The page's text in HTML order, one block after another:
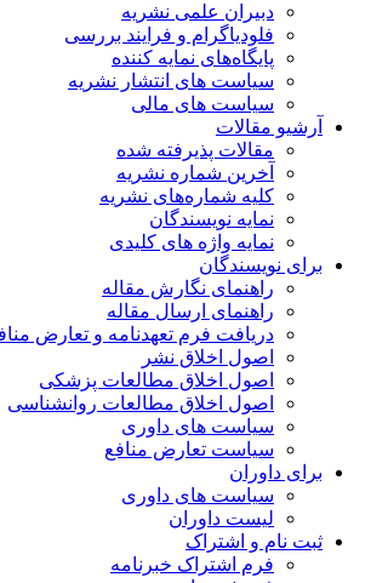
دبیران علمی نشریه
فلودیاگرام و فرایند بررسی
پایگاه‌های نمایه کننده
سیاست های انتشار نشریه
سیاست های مالی
آرشیو مقالات
مقالات پذیرفته شده
آخرین شماره نشریه
کلیه شماره‌های نشریه
نمایه نویسندگان
نمایه واژه های کلیدی
برای نویسندگان
راهنمای نگارش مقاله
راهنمای ارسال مقاله
دریافت فرم تعهدنامه و تعارض منافع
اصول اخلاق نشر
اصول اخلاق مطالعات پزشکی
اصول اخلاق مطالعات روانشناسی
سیاست های داوری
سیاست تعارض منافع
برای داوران
سیاست های داوری
لیست داوران
ثبت نام و اشتراک
فرم اشتراک خبرنامه